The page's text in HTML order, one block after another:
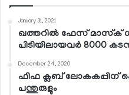
January 31, 2021
ഖത്തറില്‍ ഫേസ് മാസ്‌ക്
പിടിയിലായവര്‍ 8000
December 24, 2020
ഫിഫ ക്ലബ് ലോകകപ്പിന്
പന്തുരുളും